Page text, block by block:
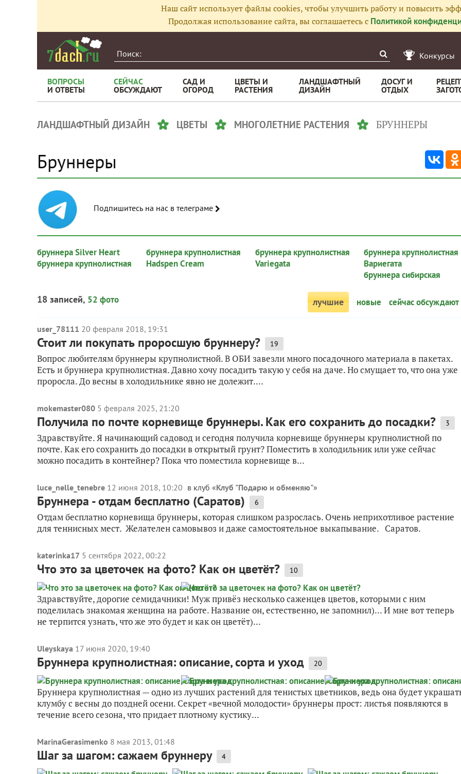
Наш сайт использует файлы cookies, чтобы улучшить работу и повысить
Продолжая использование сайта, вы соглашаетесь с Политикой
Конкурсы
ВОПРОСЫ
И ОТВЕТЫ
СЕЙЧАС
ОБСУЖДАЮТ
САД И
ОГОРОД
ЦВЕТЫ И
РАСТЕНИЯ
ЛАНДШАФТНЫЙ
ДИЗАЙН
ДОСУГ И
ОТДЫХ
ЛАНДШАФТНЫЙ ДИЗАЙН ЦВЕТЫ МНОГОЛЕТНИЕ РАСТЕНИЯ БРУННЕРЫ
Бруннеры
Подпишитесь на нас в телеграме
бруннера Silver Heart
бруннера крупнолистная
бруннера крупнолистная
Hadspen Cream
бруннера крупнолистная
Variegata
бруннера крупнолистная
Вариегата
бруннера сибирская
18 записей, 52 фото лучшие новые сейчас обсуждают
user_78111 20 февраля 2018, 19:31
Стоит ли покупать проросшую бруннеру? 19
Вопрос любителям бруннеры крупнолистной. В ОБИ завезли много посадочного материала в пакетах.
Есть и бруннера крупнолистная. Давно хочу посадить такую у себя на даче. Но смущает то, что она уже
проросла. До весны в холодильнике явно не долежит....
mokemaster080 5 февраля 2025, 21:20
Получила по почте корневище бруннеры. Как его сохранить до посадки? 3
Здравствуйте. Я начинающий садовод и сегодня получила корневище бруннеры крупнолистной по
почте. Как его сохранить до посадки в открытый грунт? Поместить в холодильник или уже сейчас
можно посадить в контейнер? Пока что поместила корневище в...
luce_nelle_tenebre 12 июня 2018, 10:20 в клуб «Клуб "Подарю и обменяю"»
Бруннера - отдам бесплатно (Саратов) 6
Отдам бесплатно корневища бруннеры, которая слишком разрослась. Очень неприхотливое растение
для теннисных мест. Желателен самовывоз и даже самостоятельное выкапывание. Саратов.
katerinka17 5 сентября 2022, 00:22
Что это за цветочек на фото? Как он цветёт? 10
Здравствуйте, дорогие семидачники! Муж привёз несколько саженцев цветов, которыми с ним
поделилась знакомая женщина на работе. Название он, естественно, не запомнил)... И мне вот теперь
не терпится узнать, что же это будет и как он цветёт)...
Uleyskaya 17 июня 2020, 19:40
Бруннера крупнолистная: описание, сорта и уход 20
Бруннера крупнолистная — одно из лучших растений для тенистых цветников, ведь она будет
клумбу с весны до поздней осени. Секрет «вечной молодости» бруннеры прост: листья появляются в
течение всего сезона, что придает плотному кустику...
MarinaGerasimenko 8 мая 2013, 01:48
Шаг за шагом: сажаем бруннеру 4